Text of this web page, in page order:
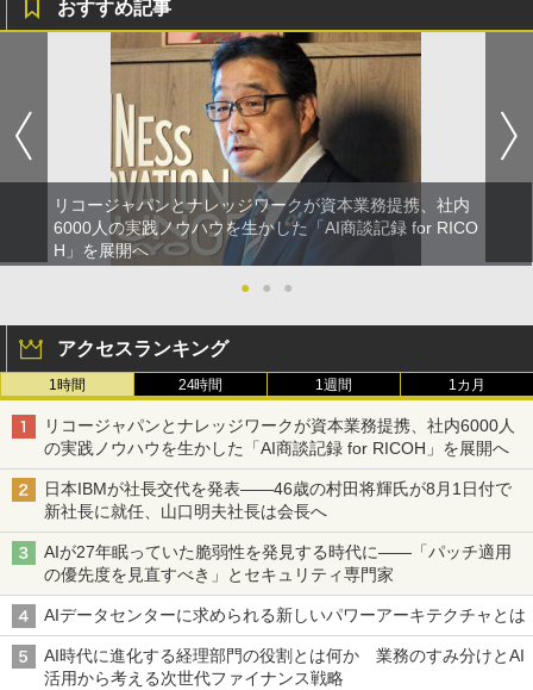
おすすめ記事
リコージャパンとナレッジワークが資本業務提携、社内
6000人の実践ノウハウを生かした「AI商談記録 for RICO
H」を展開へ
●
● ●
アクセスランキング
1時間 24時間 1週間 1カ月
リコージャパンとナレッジワークが資本業務提携、社内6000人
の実践ノウハウを生かした「AI商談記録 for RICOH」を展開へ
日本IBMが社長交代を発表――46歳の村田将輝氏が8月1日付で
新社長に就任、山口明夫社長は会長へ
AIが27年眠っていた脆弱性を発見する時代に――「パッチ適用
の優先度を見直すべき」とセキュリティ専門家
AIデータセンターに求められる新しいパワーアーキテクチャとは
AI時代に進化する経理部門の役割とは何か 業務のすみ分けとAI
活用から考える次世代ファイナンス戦略